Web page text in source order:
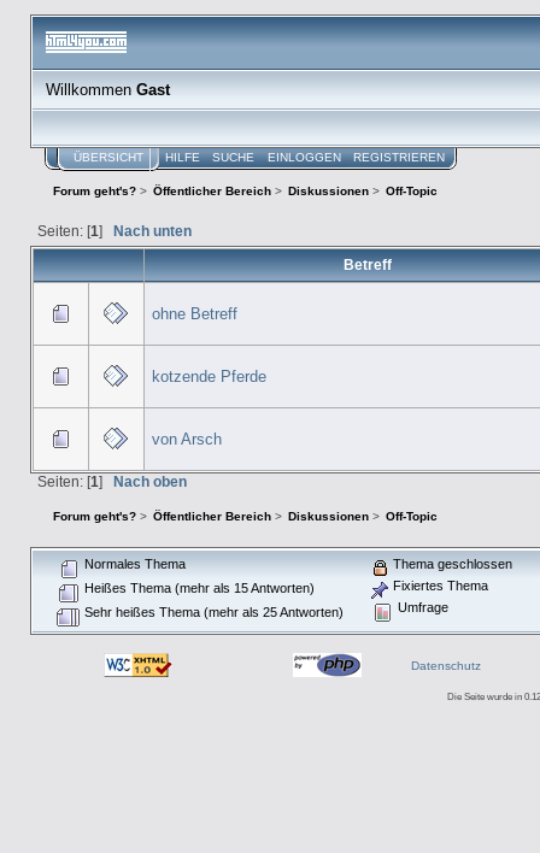
WillkommenGast
ÜBERSICHT HILFE SUCHE EINLOGGEN REGISTRIEREN
Forum geht's?> Öffentlicher Bereich > Diskussionen > Off-Topic
Seiten: [1] Nach unten
Betreff
ohne Betreff
kotzende Pferde
von Arsch
Seiten: [1] Nach oben
Forum geht's?> Öffentlicher Bereich > Diskussionen > Off-Topic
Normales Thema
Heißes Thema (mehr als 15 Antworten)
Sehr heißes Thema (mehr als 25 Antworten)
Thema geschlossen
Fixiertes Thema
Umfrage
Datenschutz
Die Seite wurde in